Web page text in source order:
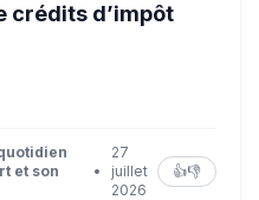
crédits d’impôt
et son
•
27
juillet
2026
👍👎